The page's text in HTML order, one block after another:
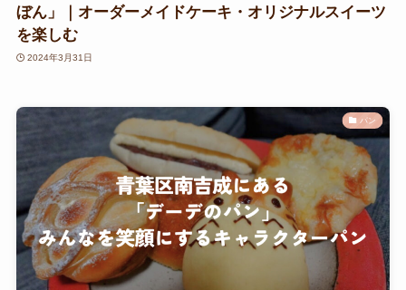
ぼん」｜オーダーメイドケーキ・オリジナルスイーツ
を楽しむ
2024年3月31日
パン